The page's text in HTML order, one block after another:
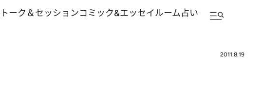
トーク＆セッションコミック&エッセイルーム占い
2011.8.19